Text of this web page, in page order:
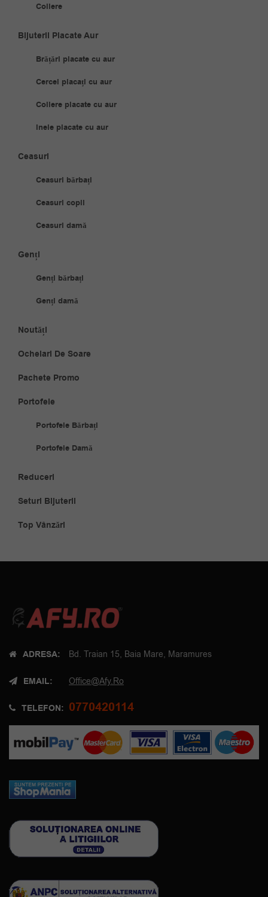
Coliere
Bijuterii Placate Aur
Brățări placate cu aur
Cercei placați cu aur
Coliere placate cu aur
Inele placate cu aur
Ceasuri
Ceasuri bărbați
Ceasuri copii
Ceasuri damă
Genți
Genți bărbați
Genți damă
Noutăți
Ochelari De Soare
Pachete Promo
Portofele
Portofele Bărbați
Portofele Damă
Reduceri
Seturi Bijuterii
Top Vânzări
ADRESA: Bd. Traian 15, Baia Mare, Maramures
EMAIL: Office@afy.ro
TELEFON: 0770420114